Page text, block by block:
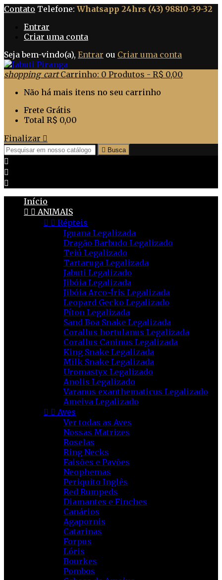
Contato Telefone: Whatsapp 24hrs (43) 98810-39-32
Entrar
Criar uma conta
Seja bem-vindo(a), Entrar ou Criar uma conta
shopping_cart Carrinho: 0 Produtos - R$ 0,00
Não há mais itens no seu carrinho
Frete Grátis
Total R$ 0,00
Finalizar 
 Busca



Início
  ANIMAIS
  Répteis
Iguana Legalizada
Dragão Barbudo Legalizado
Teiú Legalizado
Tartaruga Legalizada
Jabuti Legalizado
Jibóia Legalizada
Jibóia Arco-Íris Legalizada
Leopard Gecko Legalizado
Píton Legalizada
Sand Boa Snake Legalizada
Corallus hortulanus Legalizada
Corallus Caninus Legalizada
King Snake Legalizada
Milk Snake Legalizada
Uromastyx Legalizado
Anolis Legalizado
Varanus exanthematicus Legalizado
Ameiva Legalizado
  Aves
Ver todas as Aves
Nossas Matrizes
Roselas
Ring Necks
Faisões e Pavões
Neophemas
Periquito Inglês
Red Rumpeds
Diamantes e Finches
Canários
Agapornis
Catarinas
Forpus
Lóris
Bourkes
Pombos